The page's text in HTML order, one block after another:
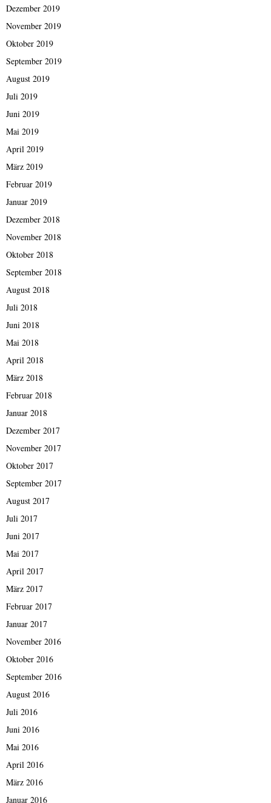
Dezember 2019
November 2019
Oktober 2019
September 2019
August 2019
Juli 2019
Juni 2019
Mai 2019
April 2019
März 2019
Februar 2019
Januar 2019
Dezember 2018
November 2018
Oktober 2018
September 2018
August 2018
Juli 2018
Juni 2018
Mai 2018
April 2018
März 2018
Februar 2018
Januar 2018
Dezember 2017
November 2017
Oktober 2017
September 2017
August 2017
Juli 2017
Juni 2017
Mai 2017
April 2017
März 2017
Februar 2017
Januar 2017
November 2016
Oktober 2016
September 2016
August 2016
Juli 2016
Juni 2016
Mai 2016
April 2016
März 2016
Januar 2016